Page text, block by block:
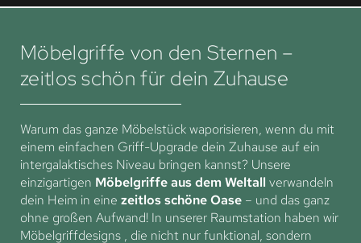
Möbelgriffe von den Sternen –
zeitlos schön für dein Zuhause
Warum das ganze Möbelstück waporisieren, wenn du mit
einem einfachen Griff-Upgrade dein Zuhause auf ein
intergalaktisches Niveau bringen kannst? Unsere
einzigartigen Möbelgriffe aus dem Weltall verwandeln
dein Heim in eine zeitlos schöne Oase – und das ganz
ohne großen Aufwand! In unserer Raumstation haben wir
Möbelgriffdesigns , die nicht nur funktional, sondern